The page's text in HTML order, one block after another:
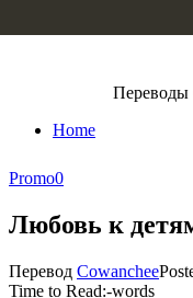
Переводы
Home
Promo0
Любовь к
Перевод Cowanchee
Time to Read:-words